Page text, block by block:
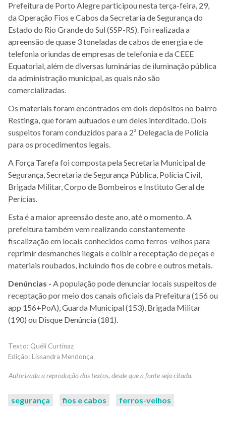
Prefeitura de Porto Alegre participou nesta terça-feira, 29,
da Operação Fios e Cabos da Secretaria de Segurança do
Estado do Rio Grande do Sul (SSP-RS). Foi realizada a
apreensão de quase 3 toneladas de cabos de energia e de
telefonia oriundas de empresas de telefonia e da CEEE
Equatorial, além de diversas luminárias de iluminação pública
da administração municipal, as quais não são
comercializadas.
Os materiais foram encontrados em dois depósitos no bairro
Restinga, que foram autuados e um deles interditado. Dois
suspeitos foram conduzidos para a 2ª Delegacia de Polícia
para os procedimentos legais.
A Força Tarefa foi composta pela Secretaria Municipal de
Segurança, Secretaria de Segurança Pública, Polícia Civil,
Brigada Militar, Corpo de Bombeiros e Instituto Geral de
Perícias.
Esta é a maior apreensão deste ano, até o momento. A
prefeitura também vem realizando constantemente
fiscalização em locais conhecidos como ferros-velhos para
reprimir desmanches ilegais e coibir a receptação de peças e
materiais roubados, incluindo fios de cobre e outros metais.
Denúncias - A população pode denunciar locais suspeitos de
receptação por meio dos canais oficiais da Prefeitura (156 ou
app 156+PoA), Guarda Municipal (153), Brigada Militar
(190) ou Disque Denúncia (181).
Quéli Curtinaz
Lissandra Mendonça
segurança fios e cabos ferros-velhos